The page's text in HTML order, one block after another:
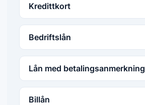
Kredittkort
Bedriftslån
Lån med betalingsanmerkning
Billån